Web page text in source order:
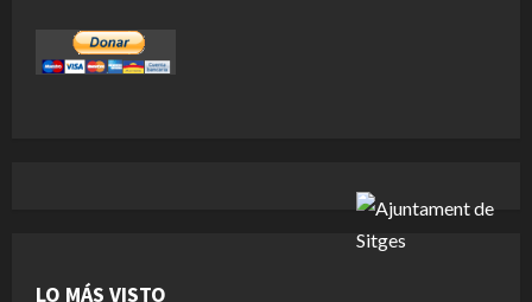
LO MÁS VISTO